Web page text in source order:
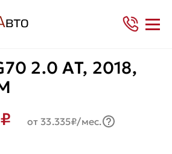
2.0 AT, 2018,
от 33.335₽/мес.